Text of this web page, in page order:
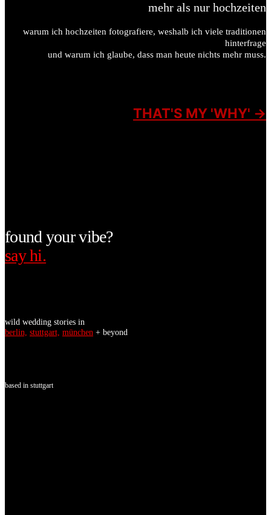
mehr als nur hochzeiten
warum ich hochzeiten fotografiere, weshalb ich viele traditionen
hinterfrage
und warum ich glaube, dass man heute nichts mehr muss.
THAT'S MY 'WHY' ->
found your vibe?
say hi.
wild wedding stories in
berlin, stuttgart, münchen + beyond
based in stuttgart